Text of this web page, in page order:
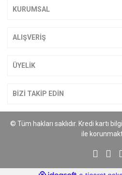
KURUMSAL
ALIŞVERİŞ
ÜYELİK
BİZİ TAKİP EDİN
© Tüm hakları saklıdır. Kredi kartı
ile